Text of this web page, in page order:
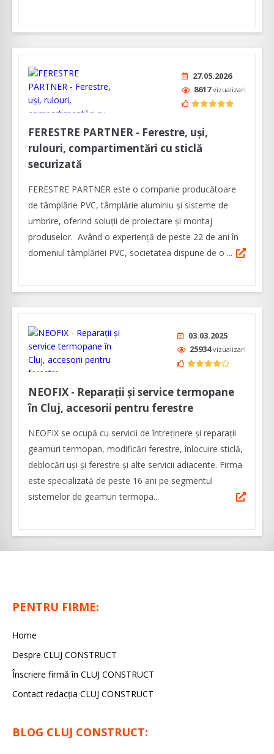
27.05.2026
8617vizualizari
FERESTRE PARTNER - Ferestre, uși,
rulouri, compartimentări cu sticlă
securizată
FERESTRE PARTNER este o companie producătoare
de tâmplărie PVC, tâmplărie aluminiu și sisteme de
umbrire, oferind soluții de proiectare și montaj
produselor. Având o experiență de peste 22 de ani în
domeniul tâmplăriei PVC, societatea dispune de o ...
03.03.2025
25934vizualizari
NEOFIX - Reparații și service termopane
în Cluj, accesorii pentru ferestre
NEOFIX se ocupă cu servicii de întreținere și reparații
geamuri termopan, modificări ferestre, înlocuire sticlă,
deblocări uși și ferestre și alte servicii adiacente. Firma
este specializată de peste 16 ani pe segmentul
sistemelor de geamuri termopa...
PENTRU FIRME:
Home
Despre CLUJ CONSTRUCT
Înscriere firmă în CLUJ CONSTRUCT
Contact redacția CLUJ CONSTRUCT
BLOG CLUJ CONSTRUCT: